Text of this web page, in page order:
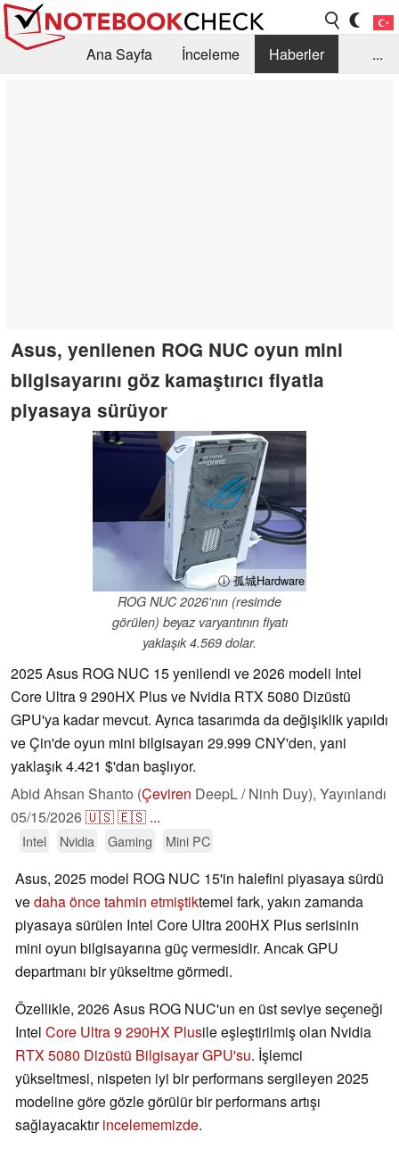
Ana Sayfa İnceleme
Haberler
...
Asus, yenilenen ROG NUC oyun mini
bilgisayarını göz kamaştırıcı fiyatla
piyasaya sürüyor
ⓘ 孤城Hardware
ROG NUC 2026'nın (resimde
görülen) beyaz varyantının fiyatı
yaklaşık 4.569 dolar.
2025 Asus ROG NUC 15 yenilendi ve 2026 modeli Intel
Core Ultra 9 290HX Plus ve Nvidia RTX 5080 Dizüstü
GPU'ya kadar mevcut. Ayrıca tasarımda da değişiklik yapıldı
ve Çin'de oyun mini bilgisayarı 29.999 CNY'den, yani
yaklaşık 4.421 $'dan başlıyor.
Abid Ahsan Shanto (Çeviren DeepL / Ninh Duy), Yayınlandı
05/15/2026🇺🇸🇪🇸 ...
Intel Nvidia Gaming Mini PC
Asus, 2025 model ROG NUC 15'in halefini piyasaya sürdü
vedaha önce tahmin etmiştiktemel fark, yakın zamanda
piyasaya sürülen Intel Core Ultra 200HX Plus serisinin
mini oyun bilgisayarına güç vermesidir. Ancak GPU
departmanı bir yükseltme görmedi.
Özellikle, 2026 Asus ROG NUC'un en üst seviye seçeneği
Intel Core Ultra 9 290HX Plusile eşleştirilmiş olan Nvidia
RTX 5080 Dizüstü Bilgisayar GPU'su. İşlemci
yükseltmesi, nispeten iyi bir performans sergileyen 2025
modeline göre gözle görülür bir performans artışı
sağlayacaktırincelememizde.